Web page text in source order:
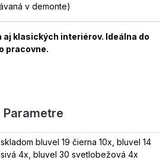
v demonte)
aj klasických interiérov. Ideálna do
pracovne.
Parametre
skladom bluvel 19 čierna 10x, bluvel 14
sivá 4x, bluvel 30 svetlobežová 4x